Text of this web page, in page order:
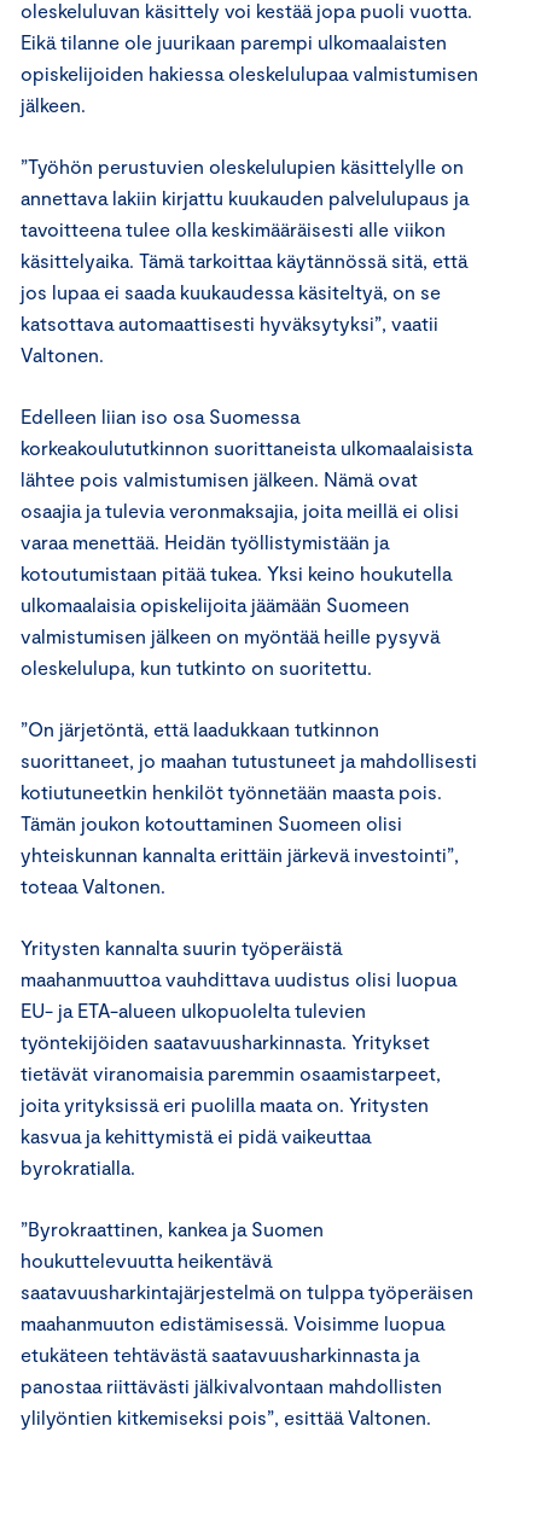
oleskeluluvan käsittely voi kestää jopa puoli vuotta.
Eikä tilanne ole juurikaan parempi ulkomaalaisten
opiskelijoiden hakiessa oleskelulupaa valmistumisen
jälkeen.
”Työhön perustuvien oleskelulupien käsittelylle on
annettava lakiin kirjattu kuukauden palvelulupaus ja
tavoitteena tulee olla keskimääräisesti alle viikon
käsittelyaika. Tämä tarkoittaa käytännössä sitä, että
jos lupaa ei saada kuukaudessa käsiteltyä, on se
katsottava automaattisesti hyväksytyksi”, vaatii
Valtonen.
Edelleen liian iso osa Suomessa
korkeakoulututkinnon suorittaneista ulkomaalaisista
lähtee pois valmistumisen jälkeen. Nämä ovat
osaajia ja tulevia veronmaksajia, joita meillä ei olisi
varaa menettää. Heidän työllistymistään ja
kotoutumistaan pitää tukea. Yksi keino houkutella
ulkomaalaisia opiskelijoita jäämään Suomeen
valmistumisen jälkeen on myöntää heille pysyvä
oleskelulupa, kun tutkinto on suoritettu.
”On järjetöntä, että laadukkaan tutkinnon
suorittaneet, jo maahan tutustuneet ja mahdollisesti
kotiutuneetkin henkilöt työnnetään maasta pois.
Tämän joukon kotouttaminen Suomeen olisi
yhteiskunnan kannalta erittäin järkevä investointi”,
toteaa Valtonen.
Yritysten kannalta suurin työperäistä
maahanmuuttoa vauhdittava uudistus olisi luopua
EU- ja ETA-alueen ulkopuolelta tulevien
työntekijöiden saatavuusharkinnasta. Yritykset
tietävät viranomaisia paremmin osaamistarpeet,
joita yrityksissä eri puolilla maata on. Yritysten
kasvua ja kehittymistä ei pidä vaikeuttaa
byrokratialla.
”Byrokraattinen, kankea ja Suomen
houkuttelevuutta heikentävä
saatavuusharkintajärjestelmä on tulppa työperäisen
maahanmuuton edistämisessä. Voisimme luopua
etukäteen tehtävästä saatavuusharkinnasta ja
panostaa riittävästi jälkivalvontaan mahdollisten
ylilyöntien kitkemiseksi pois”, esittää Valtonen.